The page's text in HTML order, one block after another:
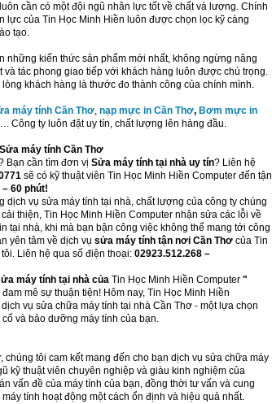
cần có một đội ngũ nhân lực tốt về chất và lượng. Chính
lực của Tin Học Minh Hiền luôn được chọn lọc kỹ càng
tạo.
những kiến thức sản phẩm mới nhất, không ngừng nâng
và tác phong giao tiếp với khách hàng luôn được chú trọng.
khách hàng là thước đo thành công của chính mình.
máy tính Cần Thơ, nạp mực in Cần Thơ, Bơm mực in
Công ty luôn đặt uy tín, chất lượng lên hàng đầu.
máy tính Cần Thơ
Bạn cần tìm đơn vị Sửa máy tính tại nhà uy tín? Liên hệ
sẽ có kỹ thuật viên Tin Học Minh Hiền Computer đến tận
60 phút!
dịch vụ sửa máy tính tại nhà, chất lượng của công ty chúng
thiện, Tin Học Minh Hiền Computer nhận sửa các lỗi về
tại nhà, khi mà bạn bận công việc không thể mang tới công
yên tâm về dịch vụ sửa máy tính tận nơi Cần Thơ của Tin
Liên hệ qua số điện thoại: 02923.512.268 –
máy tính tại nhà của Tin Học Minh Hiền Computer "
mê sự thuận tiện! Hôm nay, Tin Học Minh Hiền
vụ sửa chữa máy tính tại nhà Cần Thơ - một lựa chọn
và bảo dưỡng máy tính của bạn.
chúng tôi cam kết mang đến cho bạn dịch vụ sửa chữa máy
kỹ thuật viên chuyên nghiệp và giàu kinh nghiệm của
vấn đề của máy tính của bạn, đồng thời tư vấn và cung
tính hoạt động một cách ổn định và hiệu quả nhất.